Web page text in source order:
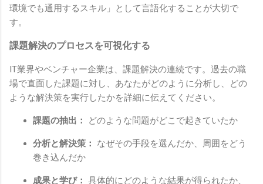
環境でも通用するスキル」として言語化することが大切で
す。
課題解決のプロセスを可視化する
IT業界やベンチャー企業は、課題解決の連続です。過去の職
場で直面した課題に対し、あなたがどのように分析し、どの
ような解決策を実行したかを詳細に伝えてください。
課題の抽出： どのような問題がどこで起きていたか
分析と解決策：
なぜその手段を選んだか、周囲をどう
巻き込んだか
成果と学び： 具体的にどのような結果が得られたか、